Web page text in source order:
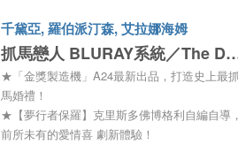
千黛亞, 羅伯派汀森, 艾拉娜海姆
抓馬戀人
★「金獎製造機」A24最新出品，打造史上最
馬婚禮！
★【夢行者保羅】克里斯多佛博格利自編自導
前所未有的愛情喜 劇新體驗！